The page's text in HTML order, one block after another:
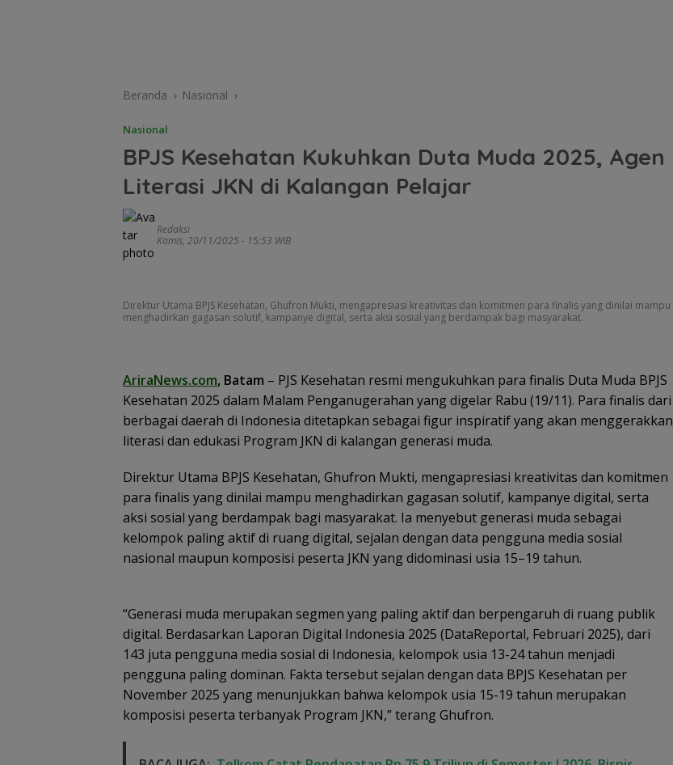
Beranda Nasional
Nasional
BPJS Kesehatan Kukuhkan Duta Muda 2025, Agen
Literasi JKN di Kalangan Pelajar
Redaksi
Kamis, 20/11/2025 - 15:53 WIB
Direktur Utama BPJS Kesehatan, Ghufron Mukti, mengapresiasi kreativitas dan komitmen para finalis yang dinilai mampu
menghadirkan gagasan solutif, kampanye digital, serta aksi sosial yang berdampak bagi masyarakat.
AriraNews.com, Batam – PJS Kesehatan resmi mengukuhkan para finalis Duta Muda BPJS
Kesehatan 2025 dalam Malam Penganugerahan yang digelar Rabu (19/11). Para finalis dari
berbagai daerah di Indonesia ditetapkan sebagai figur inspiratif yang akan menggerakkan
literasi dan edukasi Program JKN di kalangan generasi muda.
Direktur Utama BPJS Kesehatan, Ghufron Mukti, mengapresiasi kreativitas dan komitmen
para finalis yang dinilai mampu menghadirkan gagasan solutif, kampanye digital, serta
aksi sosial yang berdampak bagi masyarakat. Ia menyebut generasi muda sebagai
kelompok paling aktif di ruang digital, sejalan dengan data pengguna media sosial
nasional maupun komposisi peserta JKN yang didominasi usia 15–19 tahun.
“Generasi muda merupakan segmen yang paling aktif dan berpengaruh di ruang publik
digital. Berdasarkan Laporan Digital Indonesia 2025 (DataReportal, Februari 2025), dari
143 juta pengguna media sosial di Indonesia, kelompok usia 13-24 tahun menjadi
pengguna paling dominan. Fakta tersebut sejalan dengan data BPJS Kesehatan per
November 2025 yang menunjukkan bahwa kelompok usia 15-19 tahun merupakan
komposisi peserta terbanyak Program JKN,” terang Ghufron.